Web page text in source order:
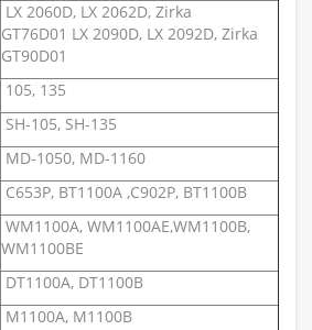
LX 2060D, LX 2062D, Zirka
GT76D01 LX 2090D, LX 2092D, Zirka
GT90D01
105, 135
SH-105, SH-135
MD-1050, MD-1160
C653P, BT1100A ,С902P, BT1100B
WM1100A, WM1100AE,WM1100B,
WM1100BE
DT1100A, DT1100B
M1100A, M1100B